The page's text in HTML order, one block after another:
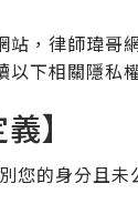
，律師瑋哥
下相關隱私
】
您的身分且